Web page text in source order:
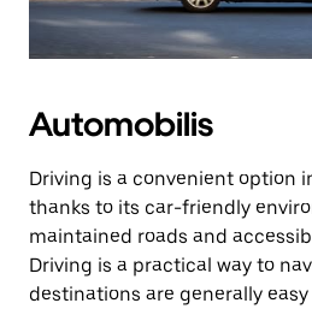
Automobilis
Driving is a convenient option
thanks to its car-friendly
maintained roads and
Driving is a practical way to
destinations are generally